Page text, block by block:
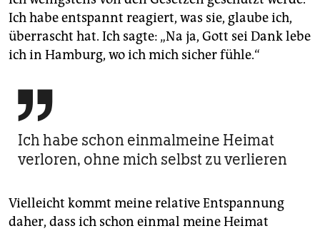
Ich habe entspannt reagiert, was sie, glaube ich,
überrascht hat. Ich sagte: „Na ja, Gott sei Dank lebe
ich in Hamburg, wo ich mich sicher fühle.“

Ich habe schon einmalmeine Heimat
verloren, ohne mich selbst zu verlieren
Vielleicht kommt meine relative Entspannung
daher, dass ich schon einmal meine Heimat